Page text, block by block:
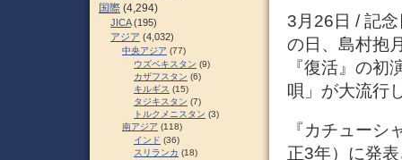
3月26日 / 記
の日、島村抱
『復活』の
唄」が大流行
『カチュー
正3年）に発
国際 (4,294)
JICA(195)
アジア (4,032)
中央アジア (77)
ウズベキスタン (9)
カザフスタン (6)
キルギス (15)
タジキスタン (7)
トルクメニスタン (3)
南アジア (118)
インド (36)
スリランカ (18)